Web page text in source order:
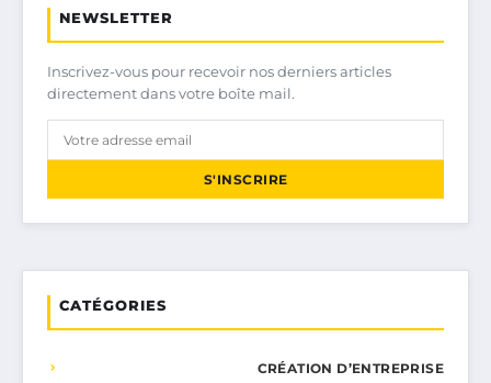
NEWSLETTER
Inscrivez-vous pour recevoir nos derniers articles
directement dans votre boîte mail.
S'INSCRIRE
CATÉGORIES
CRÉATION D’ENTREPRISE